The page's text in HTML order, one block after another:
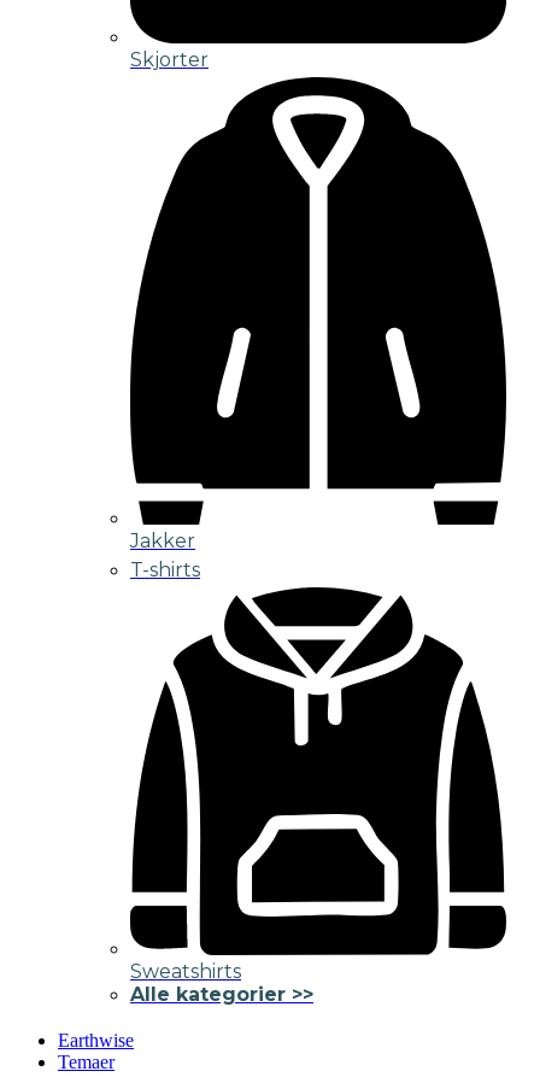
Skjorter
Jakker
T-shirts
Sweatshirts
Alle kategorier >>
Earthwise
Temaer